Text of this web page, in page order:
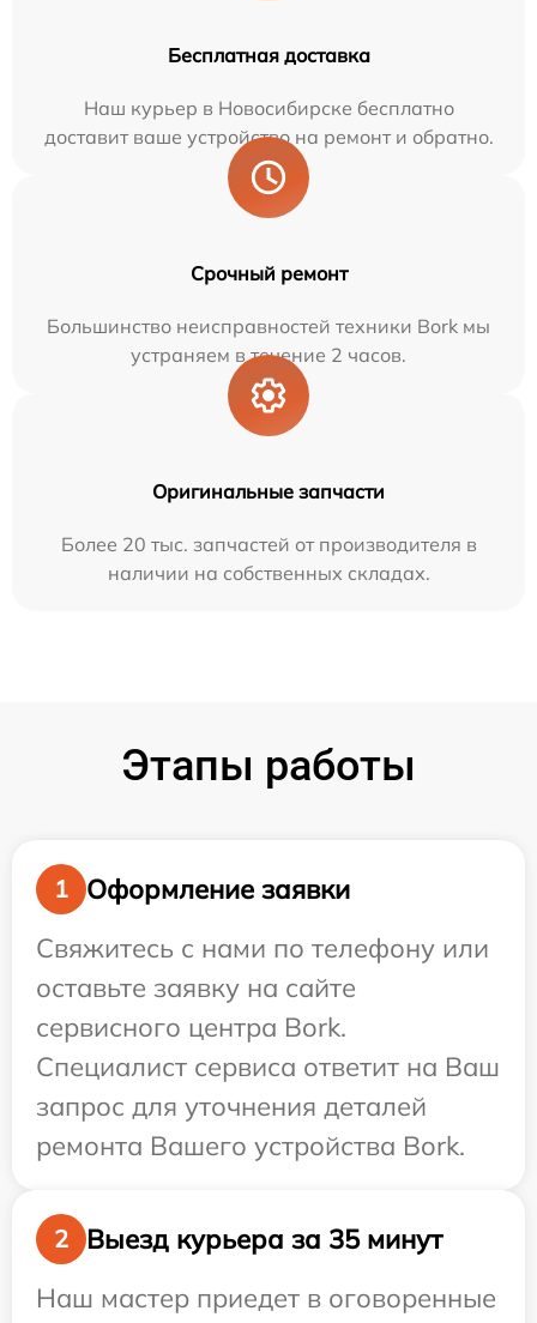
Бесплатная доставка
Наш курьер в Новосибирске бесплатно
доставит ваше устройство на ремонт и обратно.
Срочный ремонт
Большинство неисправностей техники Bork мы
устраняем в течение 2 часов.
Оригинальные запчасти
Более 20 тыс. запчастей от производителя в
наличии на собственных складах.
Этапы работы
1
Оформление заявки
Свяжитесь с нами по телефону или
оставьте заявку на сайте
сервисного центра Bork.
Специалист сервиса ответит на Ваш
запрос для уточнения деталей
ремонта Вашего устройства Bork.
2
Выезд курьера за 35 минут
Наш мастер приедет в оговоренные